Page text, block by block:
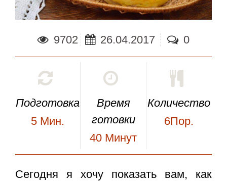
9702 26.04.2017 0
Подготовка
5 Мин.
Время
готовки
40 Минут
Количество
6Пор.
Сегодня я хочу показать вам, как